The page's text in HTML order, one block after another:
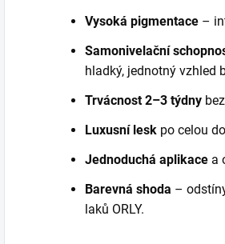
Vysoká pigmentace –
Samonivelační
hladký, jednotný vzhled
Trvácnost2–3 týdny
Luxusní lesk po celou
Jednoduchá aplikace a
Barevná shoda –
laků ORLY.